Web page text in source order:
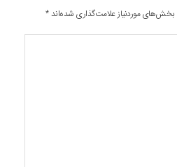
بخش‌های موردنیاز علامت‌گذاری شده‌اند*